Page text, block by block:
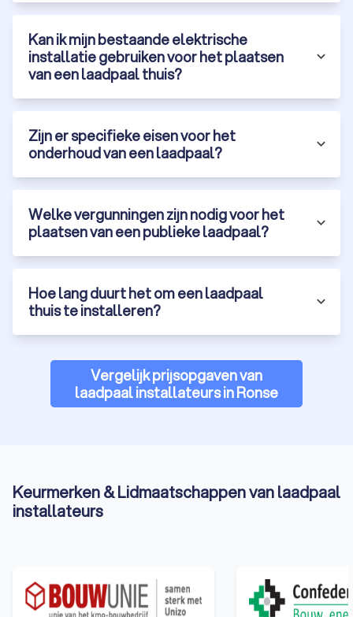
Kan ik mijn bestaande elektrische
installatie gebruiken voor het plaatsen
van een laadpaal thuis?
Zijn er specifieke eisen voor het
onderhoud van een laadpaal?
Welke vergunningen zijn nodig voor het
plaatsen van een publieke laadpaal?
Hoe lang duurt het om een laadpaal
thuis te installeren?
Vergelijk prijsopgaven van
laadpaal installateurs in Ronse
Keurmerken & Lidmaatschappen van laadpaal
installateurs